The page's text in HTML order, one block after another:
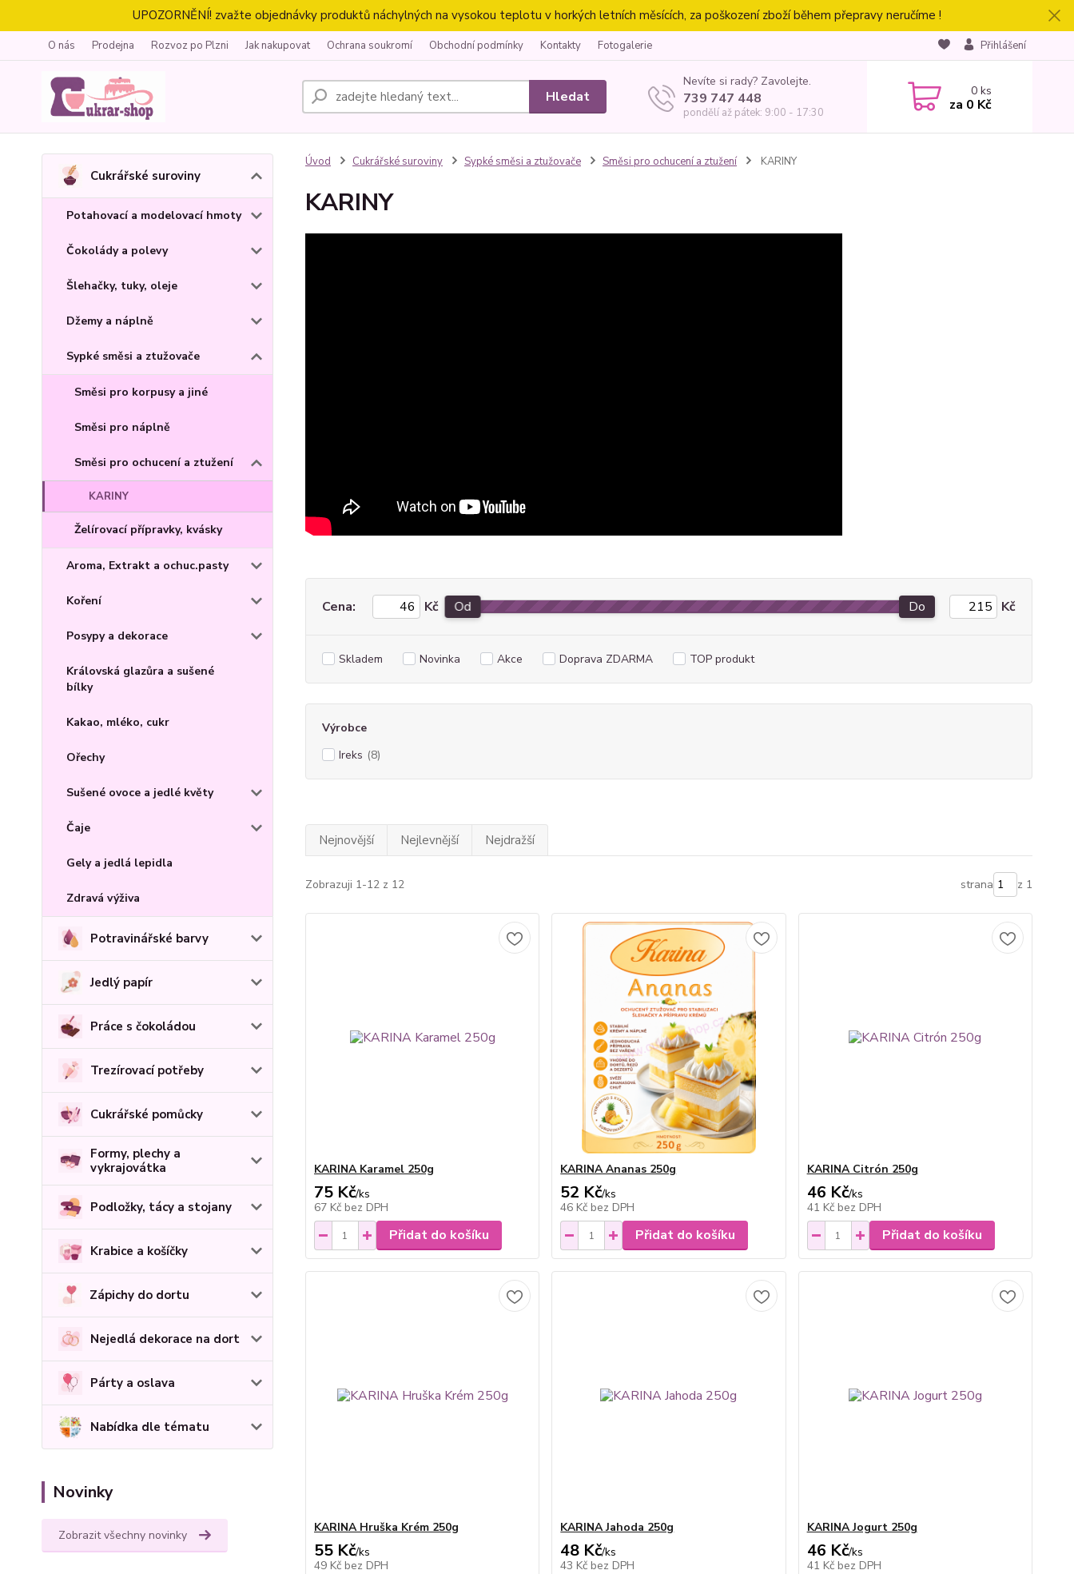
UPOZORNĚNÍ! zvažte objednávky produktů náchylných na vysokou teplotu v horkých letních měsících, za poškození zboží během přepravy neručíme !
O nás Prodejna Rozvoz po Plzni Jak nakupovat Ochrana soukromí Obchodní podmínky Kontakty Fotogalerie Přihlášení
Hledat
Nevíte si rady? Zavolejte.
739 747 448
pondělí až pátek: 9:00 - 17:30
0ks
za 0 Kč
Cukrářské suroviny
Potahovací a modelovací hmoty
Čokolády a polevy
Šlehačky, tuky, oleje
Džemy a náplně
Sypké směsi a ztužovače
Směsi pro korpusy a jiné
Směsi pro náplně
Směsi pro ochucení a ztužení
KARINY
Želírovací přípravky, kvásky
Aroma, Extrakt a ochuc.pasty
Koření
Posypy a dekorace
Královská glazůra a sušené
bílky
Kakao, mléko, cukr
Ořechy
Sušené ovoce a jedlé květy
Čaje
Gely a jedlá lepidla
Zdravá výživa
Potravinářské barvy
Jedlý papír
Práce s čokoládou
Trezírovací potřeby
Cukrářské pomůcky
Formy, plechy a
vykrajovátka
Podložky, tácy a stojany
Krabice a košíčky
Zápichy do dortu
Nejedlá dekorace na dort
Párty a oslava
Nabídka dle tématu
Novinky
Zobrazit všechny novinky
Úvod Cukrářské suroviny Sypké směsi a ztužovače Směsi pro ochucení a ztužení KARINY
KARINY
Cena: Kč Od Do Kč
Skladem Novinka Akce Doprava ZDARMA TOP produkt
Výrobce
Ireks (8)
Nejnovější Nejlevnější Nejdražší
Zobrazuji 1-12 z 12 strana z 1
KARINA Karamel 250g
75 Kč/ks
67 Kč bez DPH
Přidat do košíku
KARINA Ananas 250g
52 Kč/ks
46 Kč bez DPH
Přidat do košíku
KARINA Citrón 250g
46 Kč/ks
41 Kč bez DPH
Přidat do košíku
KARINA Hruška Krém 250g
55 Kč/ks
49 Kč bez DPH
KARINA Jahoda 250g
48 Kč/ks
43 Kč bez DPH
KARINA Jogurt 250g
46 Kč/ks
41 Kč bez DPH